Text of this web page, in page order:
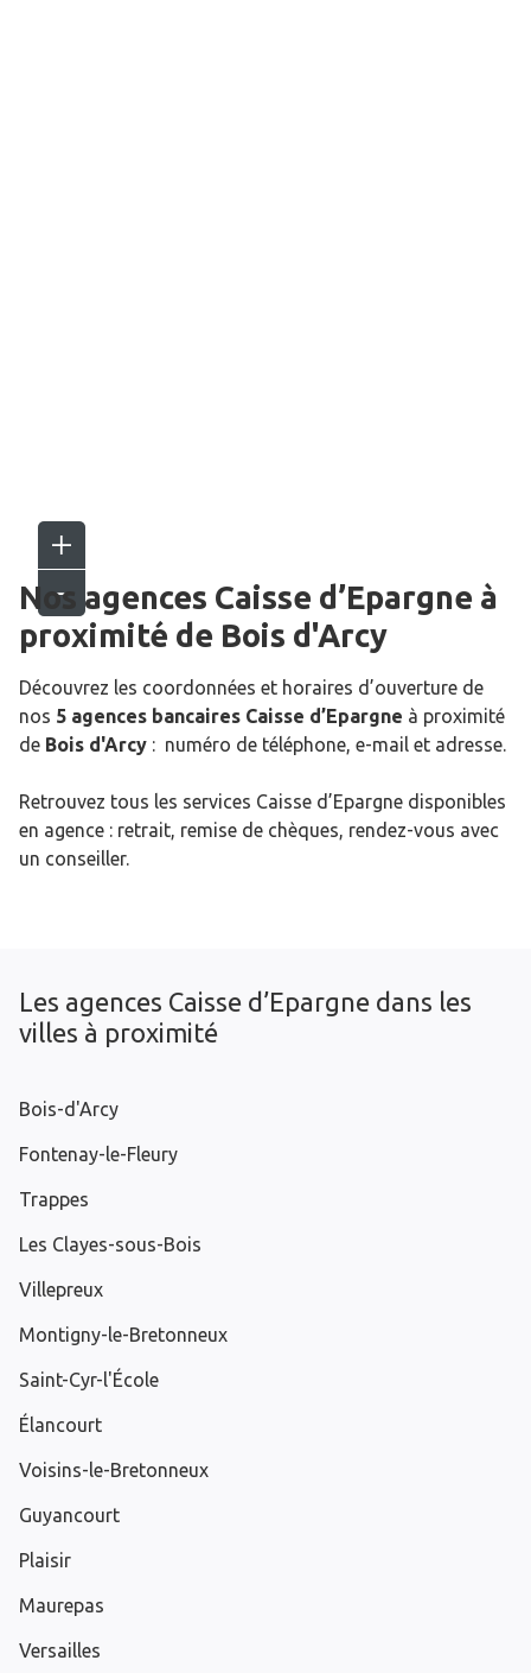
Nos agences Caisse d’Epargne à
proximité de Bois d'Arcy
Découvrez les coordonnées et horaires d’ouverture de
nos 5 agences bancaires Caisse d’Epargne à proximité
de Bois d'Arcy : numéro de téléphone, e-mail et adresse.
Retrouvez tous les services Caisse d’Epargne disponibles
en agence : retrait, remise de chèques, rendez-vous avec
un conseiller.
Les agences Caisse d’Epargne dans les
villes à proximité
Bois-d'Arcy
Fontenay-le-Fleury
Trappes
Les Clayes-sous-Bois
Villepreux
Montigny-le-Bretonneux
Saint-Cyr-l'École
Élancourt
Voisins-le-Bretonneux
Guyancourt
Plaisir
Maurepas
Versailles